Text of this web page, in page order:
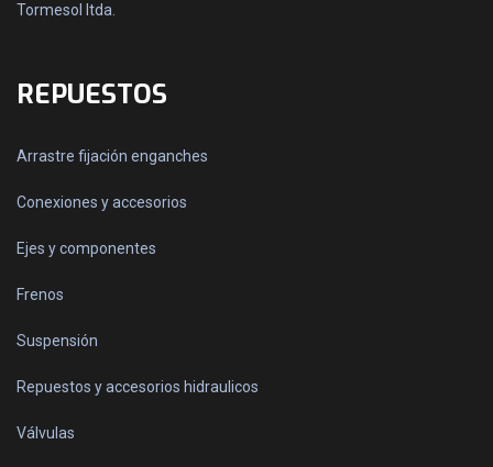
Tormesol ltda.
REPUESTOS
Arrastre fijación enganches
Conexiones y accesorios
Ejes y componentes
Frenos
Suspensión
Repuestos y accesorios hidraulicos
Válvulas